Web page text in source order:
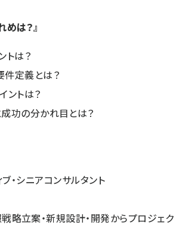
は？』
トは？
定義とは？
ントは？
功の分かれ目とは？
・シニアコンサルタント
立案・新規設計・開発からプロジェク